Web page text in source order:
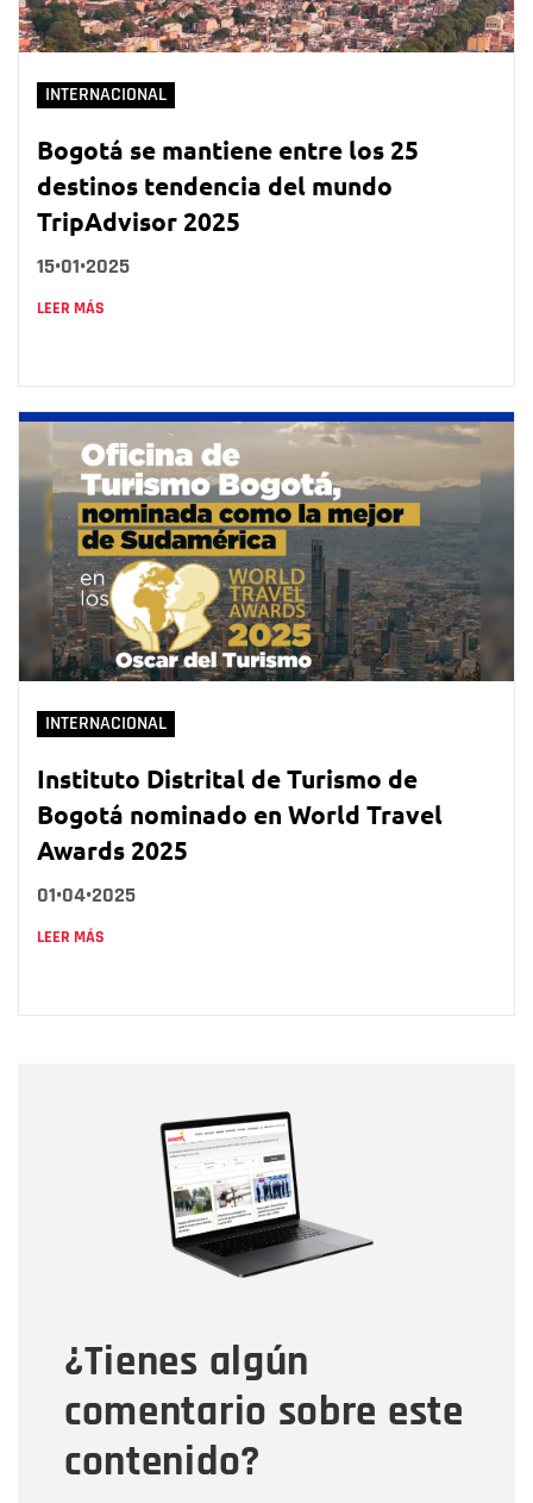
INTERNACIONAL
Bogotá se mantiene entre los 25
destinos tendencia del mundo
TripAdvisor 2025
15•01•2025
LEER MÁS
INTERNACIONAL
Instituto Distrital de Turismo de
Bogotá nominado en World Travel
Awards 2025
01•04•2025
LEER MÁS
¿Tienes algún
comentario sobre este
contenido?
Correo electrónico
Tipo de comentario
Mensaje